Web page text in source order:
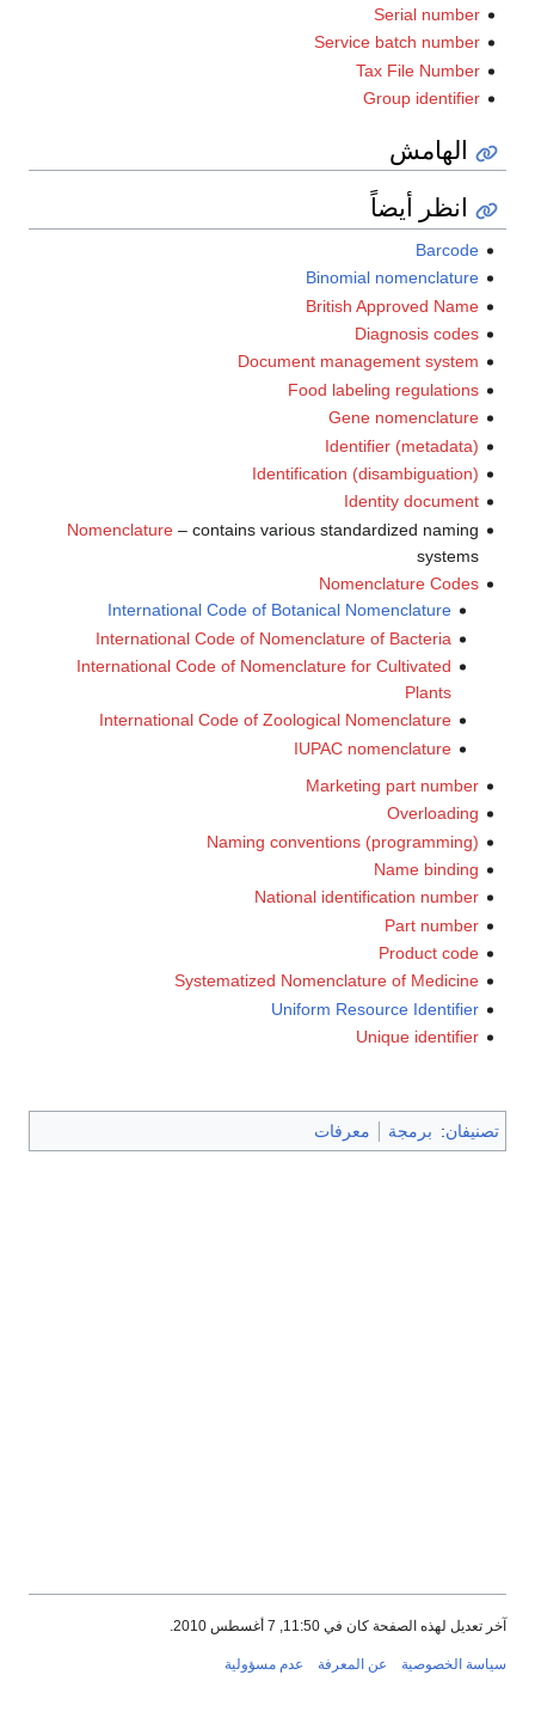
Serial number
Service batch number
Tax File Number
Group identifier
الهامش
انظر أيضاً
Barcode
Binomial nomenclature
British Approved Name
Diagnosis codes
Document management system
Food labeling regulations
Gene nomenclature
Identifier (metadata)
Identification (disambiguation)
Identity document
Nomenclature– contains various standardized naming
systems
Nomenclature Codes
International Code of Botanical Nomenclature
International Code of Nomenclature of Bacteria
International Code of Nomenclature for Cultivated
Plants
International Code of Zoological Nomenclature
IUPAC nomenclature
Marketing part number
Overloading
Naming conventions (programming)
Name binding
National identification number
Part number
Product code
Systematized Nomenclature of Medicine
Uniform Resource Identifier
Unique identifier
تصنيفان: برمجة معرفات
آخر تعديل لهذه الصفحة كان في 11:50, 7 أغسطس 2010.
سياسة الخصوصية عن المعرفة عدم مسؤولية